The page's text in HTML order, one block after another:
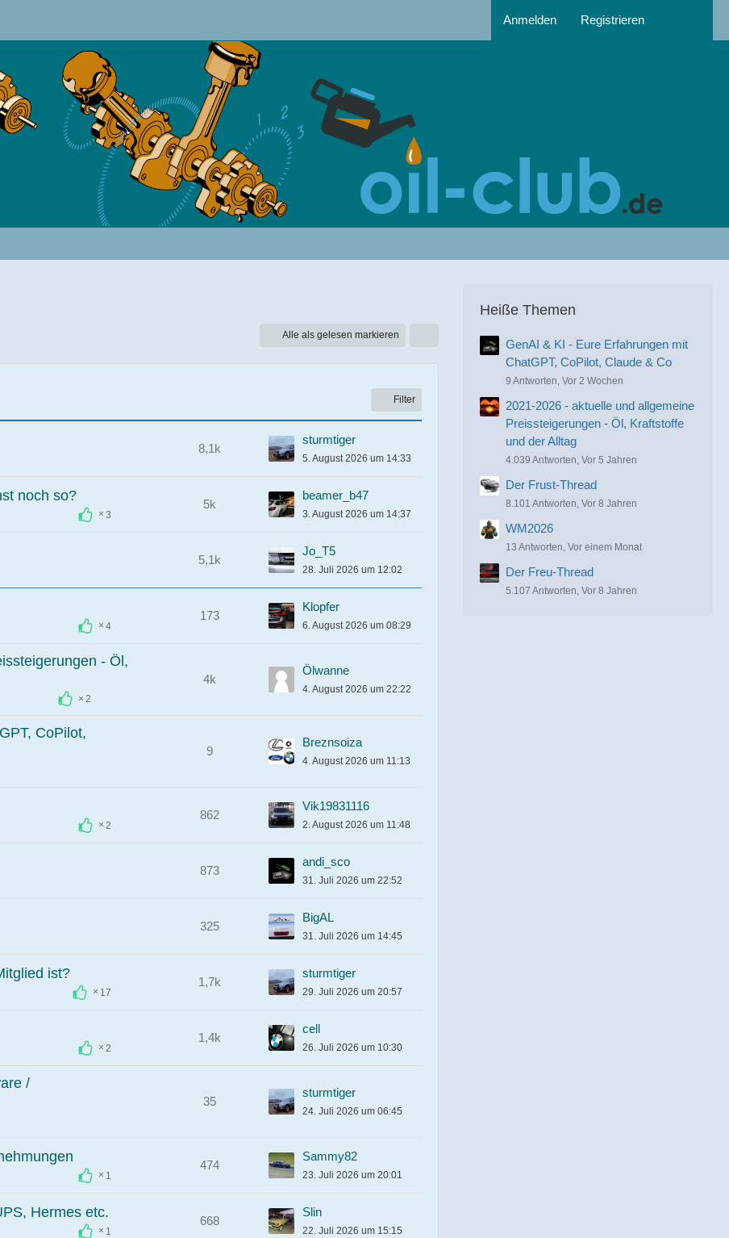
Anmelden Registrieren
Alle als gelesen markieren
Filter
8,1k
sturmtiger
5. August 2026 um 14:33
noch so?
3
5k
beamer_b47
3. August 2026 um 14:37
5,1k
Jo_T5
28. Juli 2026 um 12:02
4
173
Klopfer
6. August 2026 um 08:29
- Öl,
2
4k
Ölwanne
4. August 2026 um 22:22
CoPilot,
9
Breznsoiza
4. August 2026 um 11:13
2
862
Vik19831116
2. August 2026 um 11:48
873
andi_sco
31. Juli 2026 um 22:52
325
BigAL
31. Juli 2026 um 14:45
ist?
17
1,7k
sturmtiger
29. Juli 2026 um 20:57
2
1,4k
cell
26. Juli 2026 um 10:30
/
35
sturmtiger
24. Juli 2026 um 06:45
1
474
Sammy82
23. Juli 2026 um 20:01
Hermes etc.
1
668
Slin
22. Juli 2026 um 15:15
Heiße Themen
GenAI & KI - Eure Erfahrungen mit
ChatGPT, CoPilot, Claude & Co
9 Antworten, Vor 2 Wochen
2021-2026 - aktuelle und allgemeine
Preissteigerungen - Öl, Kraftstoffe
und der Alltag
4.039 Antworten, Vor 5 Jahren
Der Frust-Thread
8.101 Antworten, Vor 8 Jahren
WM2026
13 Antworten, Vor einem Monat
Der Freu-Thread
5.107 Antworten, Vor 8 Jahren